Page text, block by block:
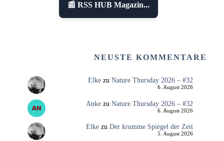
📰 RSS HUB Magazin...
NEUSTE KOMMENTARE
Elkezu Nature Thursday 2026 – #32
6. August 2026
Ankezu Nature Thursday 2026 – #32
6. August 2026
Elkezu Der krumme Spiegel der Zeit
5. August 2026